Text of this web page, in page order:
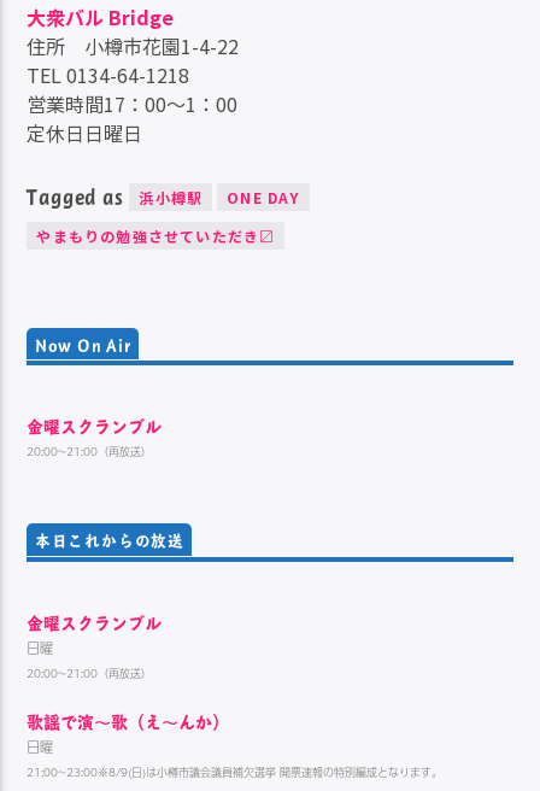
大衆バル Bridge
住所 小樽市花園1-4-22
TEL 0134-64-1218
営業時間17：00～1：00
定休日日曜日
Tagged as 浜小樽駅
ONE DAY
やまもりの勉強させていただき〼
Now On Air
金曜スクランブル
20:00~21:00（再放送）
本日これからの放送
金曜スクランブル
日曜
20:00~21:00（再放送）
歌謡で演〜歌（え〜んか）
日曜
21:00~23:00※8/9(日)は小樽市議会議員補欠選挙 開票速報の特別編成となります。